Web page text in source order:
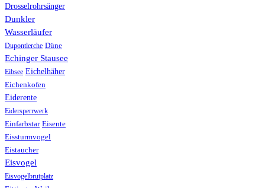
Drosselrohrsänger
Dunkler
Wasserläufer
Dupontlerche Düne
Echinger Stausee
Eibsee Eichelhäher
Eichenkofen
Eiderente
Eidersperrwerk
Einfarbstar Eisente
Eissturmvogel
Eistaucher
Eisvogel
Eisvogelbrutplatz